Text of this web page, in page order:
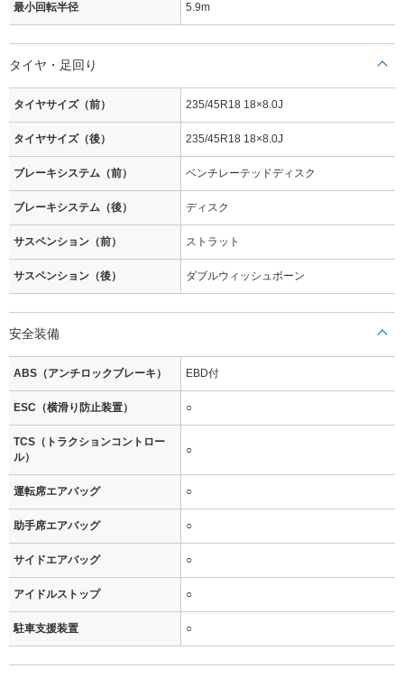
最小回転半径 5.9m
タイヤ・足回り
タイヤサイズ（前） 235/45R18 18×8.0J
タイヤサイズ（後） 235/45R18 18×8.0J
ブレーキシステム（前） ベンチレーテッドディスク
ブレーキシステム（後） ディスク
サスペンション（前） ストラット
サスペンション（後） ダブルウィッシュボーン
安全装備
ABS（アンチロックブレーキ） EBD付
ESC（横滑り防止装置） ○
TCS（トラクションコントロー
ル）
○
運転席エアバッグ ○
助手席エアバッグ ○
サイドエアバッグ ○
アイドルストップ ○
駐車支援装置 ○